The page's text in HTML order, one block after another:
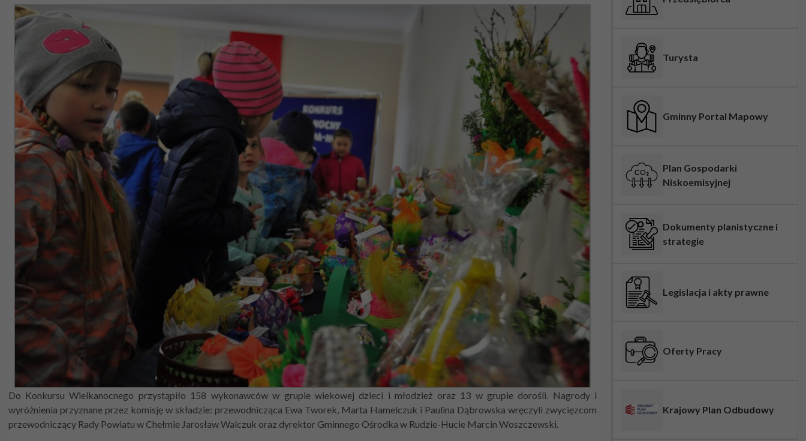
Do Konkursu Wielkanocnego przystąpiło 158 wykonawców w grupie wiekowej dzieci i młodzież oraz 13 w grupie dorośli. Nagrody i
wyróżnienia przyznane przez komisję w składzie: przewodnicząca Ewa Tworek, Marta Hamelczuk i Paulina Dąbrowska wręczyli zwycięzcom
przewodniczący Rady Powiatu w Chełmie Jarosław Walczuk oraz dyrektor Gminnego Ośrodka w Rudzie-Hucie Marcin Woszczewski.
Turysta
Gminny Portal Mapowy
Plan Gospodarki
Niskoemisyjnej
Dokumenty planistyczne i
strategie
Legislacja i akty prawne
Oferty Pracy
Krajowy Plan Odbudowy